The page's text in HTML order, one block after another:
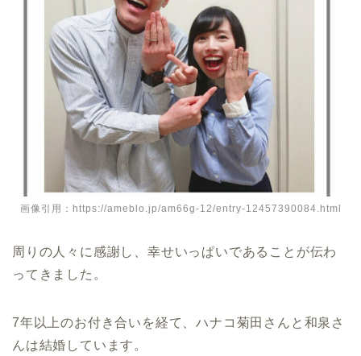
画像引用：https://ameblo.jp/am66g-12/entry-12457390084.html
周りの人々に感謝し、幸せいっぱいであることが伝わ
ってきました。
7年以上のお付き合いを経て、ハナコ菊田さんと和泉さ
んは結婚しています。